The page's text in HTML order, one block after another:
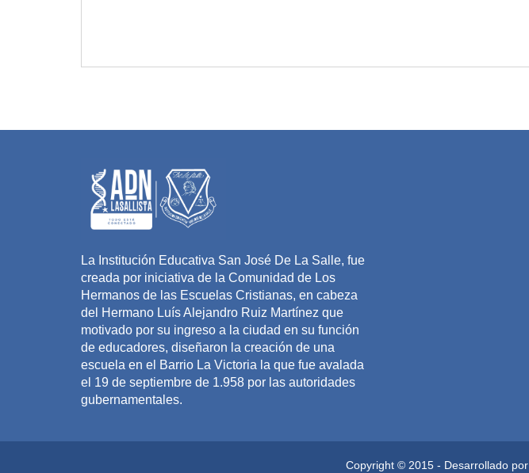
La Institución Educativa San José De La Salle, fue
creada por iniciativa de la Comunidad de Los
Hermanos de las Escuelas Cristianas, en cabeza
del Hermano Luís Alejandro Ruiz Martínez que
motivado por su ingreso a la ciudad en su función
de educadores, diseñaron la creación de una
escuela en el Barrio La Victoria la que fue avalada
el 19 de septiembre de 1.958 por las autoridades
gubernamentales.
Copyright © 2015 - Desarrollado por